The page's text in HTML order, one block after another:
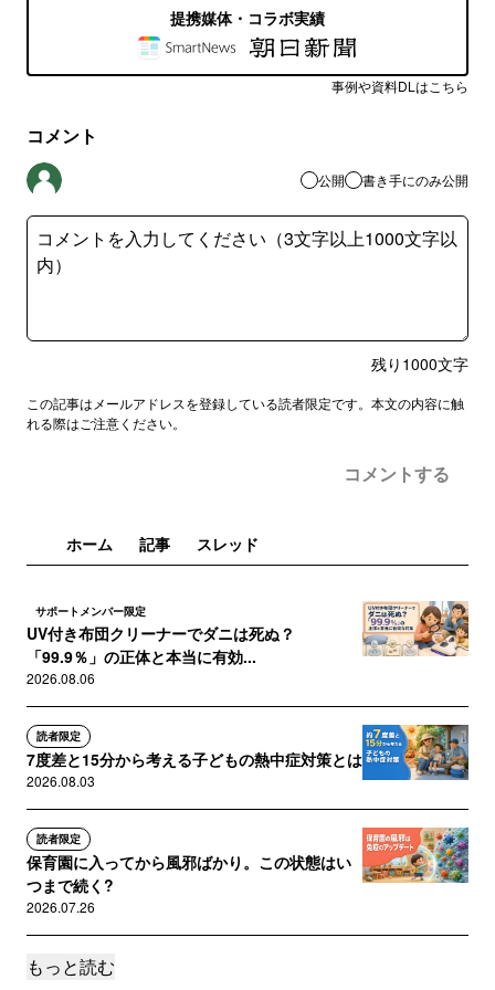
提携媒体・コラボ実績
事例や資料DLはこちら
コメント
公開 書き手にのみ公開
残り 1000文字
この記事はメールアドレスを登録している読者限定です。本文の内容に触
れる際はご注意ください。
コメントする
ホーム 記事 スレッド
サポートメンバー限定
UV付き布団クリーナーでダニは死ぬ？
「99.9％」の正体と本当に有効...
2026.08.06
読者限定
7度差と15分から考える子どもの熱中症対策とは
2026.08.03
読者限定
保育園に入ってから風邪ばかり。この状態はい
つまで続く?
2026.07.26
読者限定
もっと読む